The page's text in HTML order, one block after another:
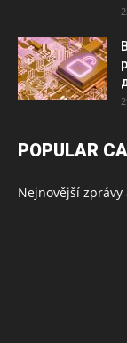
POPULAR
Nejnovější zprávy